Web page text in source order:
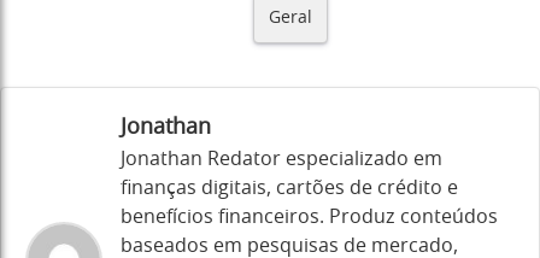
Geral
Jonathan
Jonathan Redator especializado em
finanças digitais, cartões de crédito e
benefícios financeiros. Produz conteúdos
baseados em pesquisas de mercado,